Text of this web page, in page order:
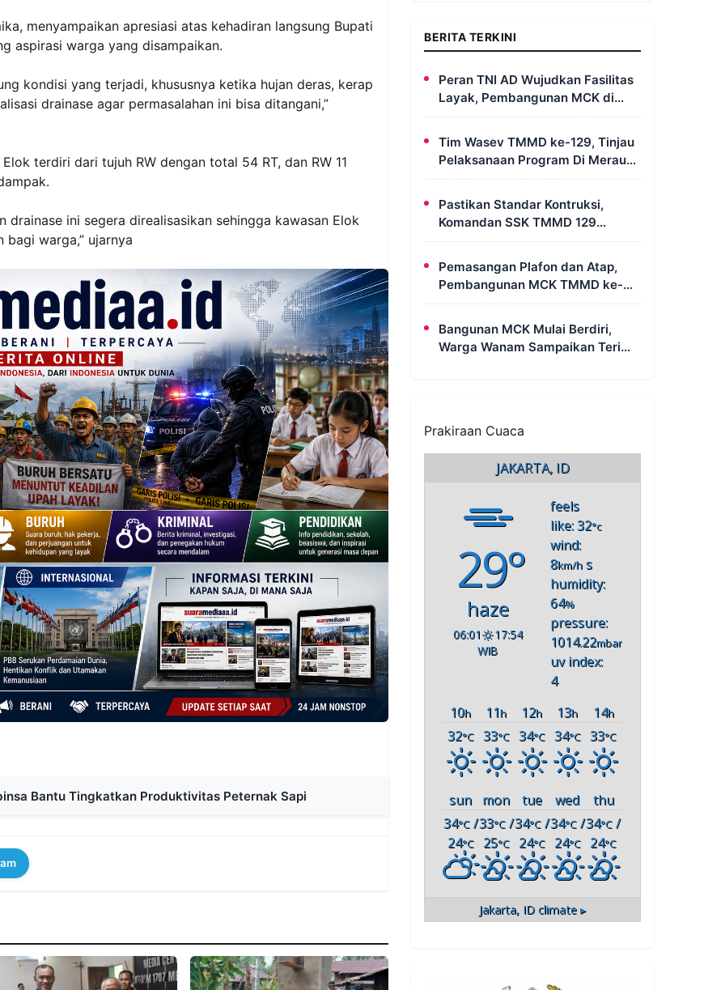
menyampaikan apresiasi atas kehadiran langsung Bupati
aspirasi warga yang disampaikan.
kondisi yang terjadi, khususnya ketika hujan deras, kerap
drainase agar permasalahan ini bisa ditangani,”
terdiri dari tujuh RW dengan total 54 RT, dan RW 11
drainase ini segera direalisasikan sehingga kawasan Elok
warga,” ujarnya
Bantu Tingkatkan Produktivitas Peternak Sapi
BERITA TERKINI
Peran TNI AD Wujudkan Fasilitas
Layak, Pembangunan MCK di
Dusun Serapu Rampung
Dikerjakan
Tim Wasev TMMD ke-129, Tinjau
Pelaksanaan Program Di Merauke
– Papua Selatan
Pastikan Standar Kontruksi,
Komandan SSK TMMD 129
Intensif Awasi Pembangunan
Pemasangan Plafon dan Atap,
Pembangunan MCK TMMD ke-
129 di Kampung Wanam Hampir
Bangunan MCK Mulai Berdiri,
Warga Wanam Sampaikan Terima
Prakiraan Cuaca
JAKARTA, ID
29°
haze
06:01
17:54
WIB
feels
like: 32°c
wind:
8km/h s
humidity:
64%
pressure:
1014.22mbar
uv index:
4
10h 11h 12h 13h 14h
32°C 33°C 34°C 34°C 33°C
sun mon tue wed
thu
34°C/
24°C
33°C/
25°C
34°C/
24°C
34°C/
24°C
34°C /
24°C
Jakarta, ID climate ▸